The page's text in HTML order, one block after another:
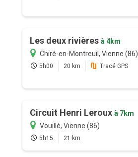
Les deux rivières à 4km
Chiré-en-Montreuil, Vienne (86)
5h00 20 km Tracé GPS
Circuit Henri Leroux à 7km
Vouillé, Vienne (86)
5h15 21 km